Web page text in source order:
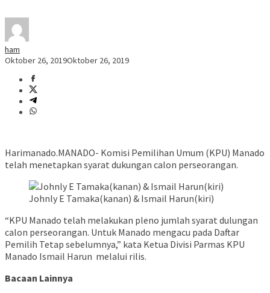
ham
Oktober 26, 2019Oktober 26, 2019
Harimanado.MANADO- Komisi Pemilihan Umum (KPU) Manado
telah menetapkan syarat dukungan calon perseorangan.
Johnly E Tamaka(kanan) & Ismail Harun(kiri)
“KPU Manado telah melakukan pleno jumlah syarat dulungan
calon perseorangan. Untuk Manado mengacu pada Daftar
Pemilih Tetap sebelumnya,” kata Ketua Divisi Parmas KPU
Manado Ismail Harun melalui rilis.
Bacaan Lainnya